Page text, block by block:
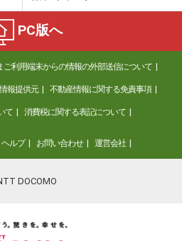
PC版へ
ご利用端末からの情報の外部送信について
報提供元 不動産情報に関する免責事項
て 消費税に関する表記について
ヘルプ お問い合わせ 運営会社
DOCOMO